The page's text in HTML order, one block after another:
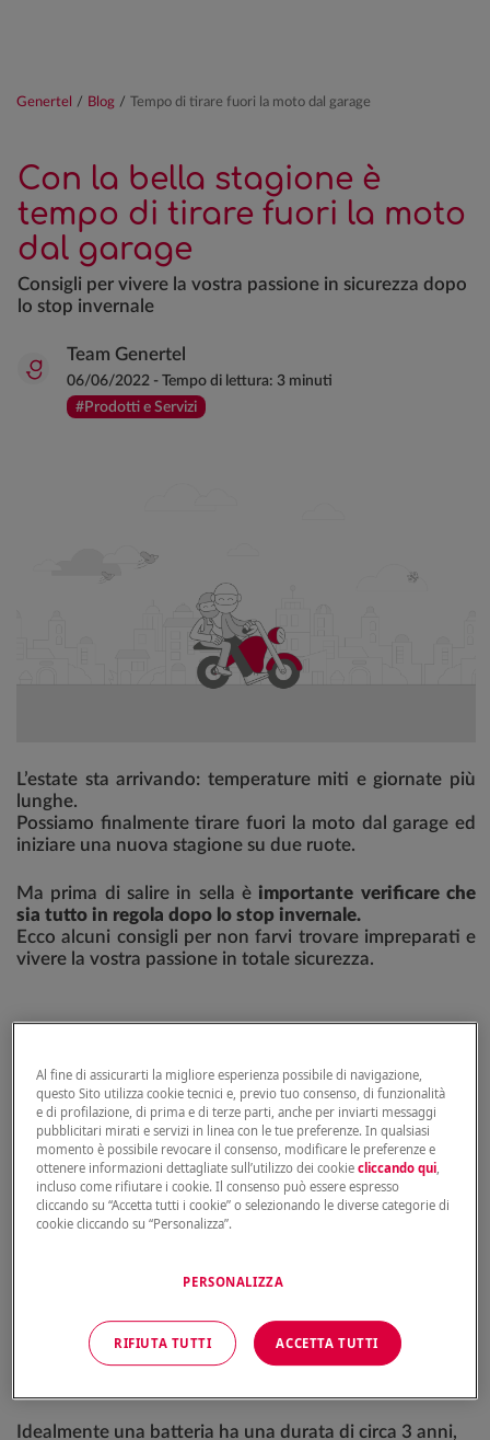
Genertel / Blog / Tempo di tirare fuori la moto dal garage
Con la bella stagione è
tempo di tirare fuori la moto
dal garage
Consigli per vivere la vostra passione in sicurezza dopo
lo stop invernale
Team Genertel
#Prodotti e Servizi
06/06/2022 - Tempo di lettura: 3 minuti
L’estate sta arrivando: temperature miti e giornate più
lunghe.
Possiamo finalmente tirare fuori la moto dal garage ed
iniziare una nuova stagione su due ruote.
Ma prima di salire in sella èimportante verificare che
sia tutto in regola dopo lo stop invernale.
Ecco alcuni consigli per non farvi trovare impreparati e
vivere la vostra passione in totale sicurezza.
Indice
Batteria
La batteria è carica? Se durante l’inverno l’avete
dovrebbero esserci problemi, se invece l’avete lasciata
possibile ricaricarla con i caricabatterie casalinghi
facilmente acquistabili nei grandi supermercati oppure
portarla alla propria officina di fiducia che saprà
Idealmente una batteria ha una durata di circa 3 anni,
Al fine di assicurarti la migliore esperienza possibile di navigazione,
questo Sito utilizza cookie tecnici e, previo tuo consenso, di funzionalità
e di profilazione, di prima e di terze parti, anche per inviarti messaggi
pubblicitari mirati e servizi in linea con le tue preferenze. In qualsiasi
momento è possibile revocare il consenso, modificare le preferenze e
ottenere informazioni dettagliate sull’utilizzo dei cookiecliccando qui
incluso come rifiutare i cookie. Il consenso può essere espresso
cliccando su “Accetta tutti i cookie” o selezionando le diverse categorie di
cookie cliccando su “Personalizza”.
PERSONALIZZA
RIFIUTA TUTTI ACCETTA TUTTI